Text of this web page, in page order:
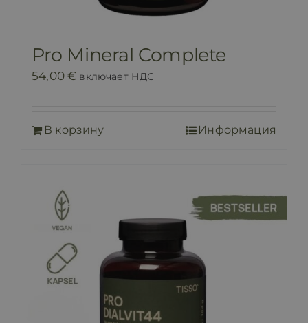
Pro Mineral Complete
54,00€ включает НДС
В корзину Информация